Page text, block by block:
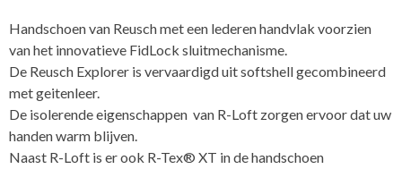
Handschoen van Reusch met een lederen handvlak voorzien
van het innovatieve FidLock sluitmechanisme.
De Reusch Explorer is vervaardigd uit softshell gecombineerd
met geitenleer.
De isolerende eigenschappen van R-Loft zorgen ervoor dat uw
handen warm blijven.
Naast R-Loft is er ook R-Tex® XT in de handschoen